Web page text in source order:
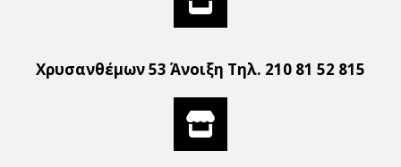
Χρυσανθέμων 53 Άνοιξη Τηλ. 210 81 52 815